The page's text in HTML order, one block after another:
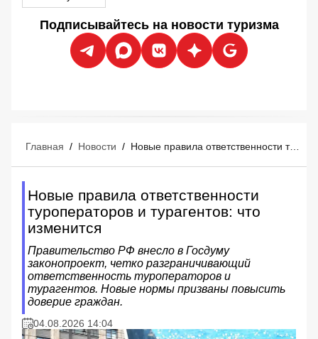
Подписывайтесь на новости туризма
Главная / Новости / Новые правила ответственности туроператоров и турагентов: что изменится
Новые правила ответственности
туроператоров и турагентов: что
изменится
Правительство РФ внесло в Госдуму
законопроект, четко разграничивающий
ответственность туроператоров и
турагентов. Новые нормы призваны повысить
доверие граждан.
04.08.2026 14:04